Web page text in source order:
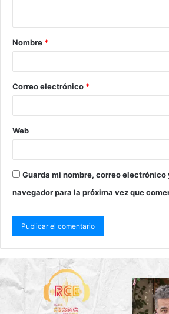
Nombre *
Correo electrónico *
Web
Guarda mi nombre, correo electrónico
navegador para la próxima vez que